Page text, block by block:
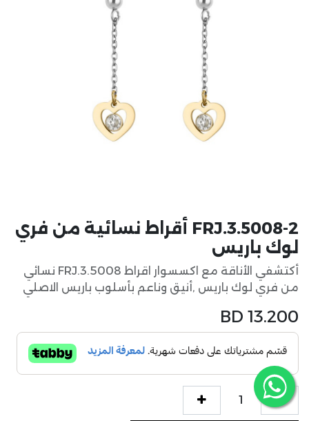
FRJ.3.5008-2 أقراط نسائية من فري
لوك باريس
أكتشفي الأناقة مع اكسسوار اقراط FRJ.3.5008 نسائي
من فري لوك باريس ,أنيق وناعم بأسلوب باريس الاصلي
13.200